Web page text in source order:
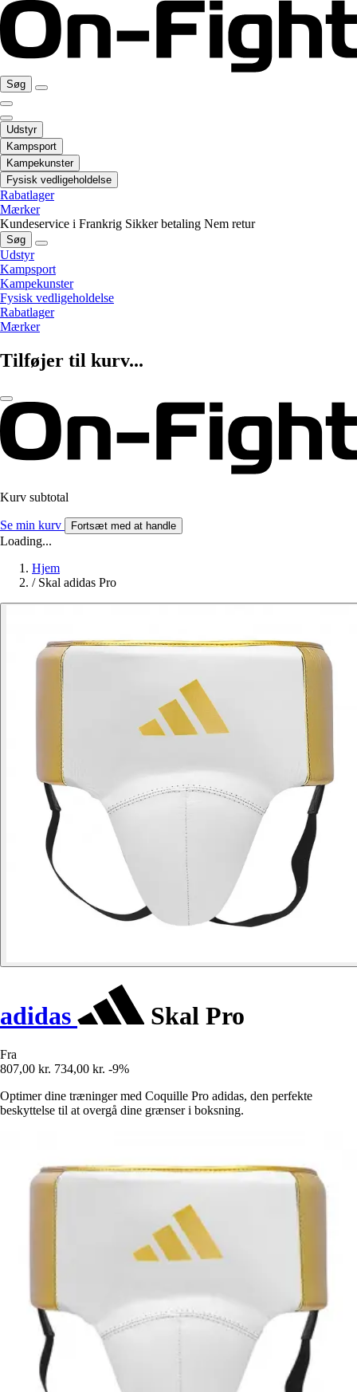
Søg
Udstyr
Kampsport
Kampekunster
Fysisk vedligeholdelse
Rabatlager
Mærker
Kundeservice i Frankrig Sikker betaling Nem retur
Søg
Udstyr
Kampsport
Kampekunster
Fysisk vedligeholdelse
Rabatlager
Mærker
Tilføjer til kurv...
Kurv subtotal
Se min kurv Fortsæt med at handle
Loading...
Hjem
/ Skal adidas Pro
adidas Skal Pro
Fra
807,00 kr. 734,00 kr. -9%
Optimer dine træninger med Coquille Pro adidas, den perfekte
beskyttelse til at overgå dine grænser i boksning.